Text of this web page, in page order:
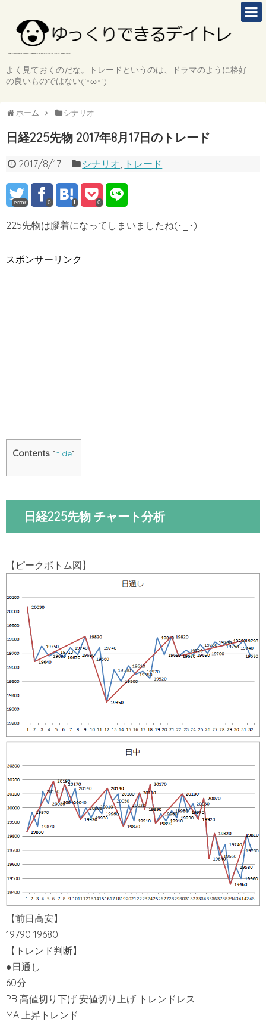
よく見ておくのだな。トレードというのは、ドラマのように格好
の良いものではない(`･ω･´)
ホーム シナリオ
日経225先物 2017年8月17日のトレード
2017/8/17 シナリオ トレード
error 0 0
225先物は膠着になってしまいましたね(･_･)
スポンサーリンク
Contents [hide]
日経225先物 チャート分析
【ピークボトム図】
【前日高安】
19790 19680
【トレンド判断】
●日通し
60分
PB 高値切り下げ 安値切り上げ トレンドレス
MA 上昇トレンド